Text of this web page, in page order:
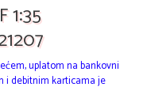
1:35
uplatom na bankovni
i debitnim karticama je